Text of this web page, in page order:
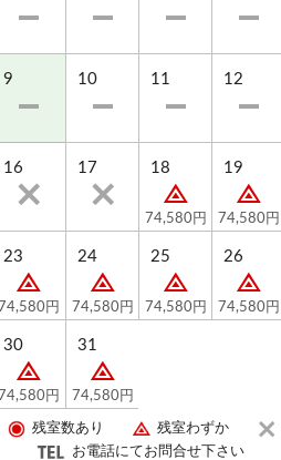
9 10 11 12
16 17 18
74,580円
19
74,580円
23
円
24
74,580円
25
74,580円
26
74,580円
30
円
31
74,580円
残室数あり 残室わずか
お電話にてお問合せ下さい